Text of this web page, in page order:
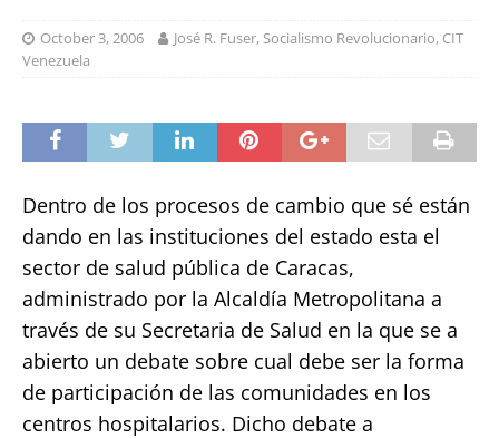
October 3, 2006
José R. Fuser, Socialismo Revolucionario, CIT
Venezuela
Dentro de los procesos de cambio que sé están
dando en las instituciones del estado esta el
sector de salud pública de Caracas,
administrado por la Alcaldía Metropolitana a
través de su Secretaria de Salud en la que se a
abierto un debate sobre cual debe ser la forma
de participación de las comunidades en los
centros hospitalarios. Dicho debate a